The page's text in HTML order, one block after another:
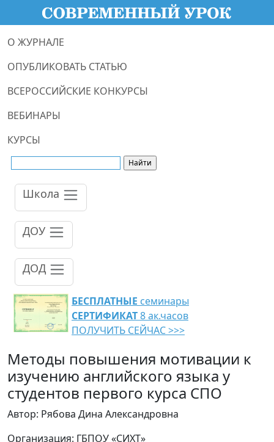
О ЖУРНАЛЕ
ОПУБЛИКОВАТЬ СТАТЬЮ
ВСЕРОССИЙСКИЕ КОНКУРСЫ
ВЕБИНАРЫ
КУРСЫ
Школа
ДОУ
ДОД
БЕСПЛАТНЫЕ семинары
СЕРТИФИКАТ8 ак.часов
ПОЛУЧИТЬ СЕЙЧАС >>>
Методы повышения мотивации к
изучению английского языка у
студентов первого курса СПО
Автор: Рябова Дина Александровна
Организация: ГБПОУ «СИХТ»